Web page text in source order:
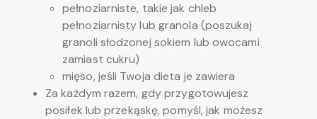
pełnoziarniste, takie jak chleb
pełnoziarnisty lub granola (poszukaj
granoli słodzonej sokiem lub owocami
zamiast cukru)
mięso, jeśli Twoja dieta je zawiera
Za każdym razem, gdy przygotowujesz
posiłek lub przekąskę, pomyśl, jak możesz